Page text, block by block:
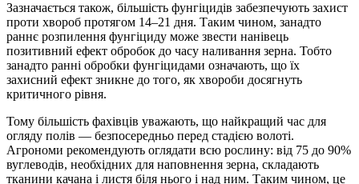
Зазначається також, більшість фунгіцидів забезпечують захист
проти хвороб протягом 14–21 дня. Таким чином, занадто
раннє розпилення фунгіциду може звести нанівець
позитивний ефект обробок до часу наливання зерна. Тобто
занадто ранні обробки фунгіцидами означають, що їх
захисний ефект зникне до того, як хвороби досягнуть
критичного рівня.
Тому більшість фахівців уважають, що найкращий час для
огляду полів — безпосередньо перед стадією волоті.
Агрономи рекомендують оглядати всю рослину: від 75 до 90%
вуглеводів, необхідних для наповнення зерна, складають
тканини качана і листя біля нього і над ним. Таким чином, це